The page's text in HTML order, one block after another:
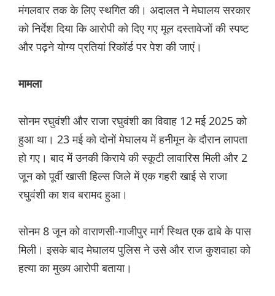
मंगलवार तक के लिए स्थगित की। अदालत ने मेघालय सरकार
को निर्देश दिया कि आरोपी को दिए गए मूल दस्तावेजों की स्पष्ट
और पढ़ने योग्य प्रतियां रिकॉर्ड पर पेश की जाएं।
मामला
सोनम रघुवंशी और राजा रघुवंशी का विवाह 12 मई 2025 को
हुआ था। 23 मई को दोनों मेघालय में हनीमून के दौरान लापता
हो गए। बाद में उनकी किराये की स्कूटी लावारिस मिली और 2
जून को पूर्वी खासी हिल्स जिले में एक गहरी खाई से राजा
रघुवंशी का शव बरामद हुआ।
सोनम 8 जून को वाराणसी-गाजीपुर मार्ग स्थित एक ढाबे के पास
मिली। इसके बाद मेघालय पुलिस ने उसे और राज कुशवाहा को
हत्या का मुख्य आरोपी बताया।